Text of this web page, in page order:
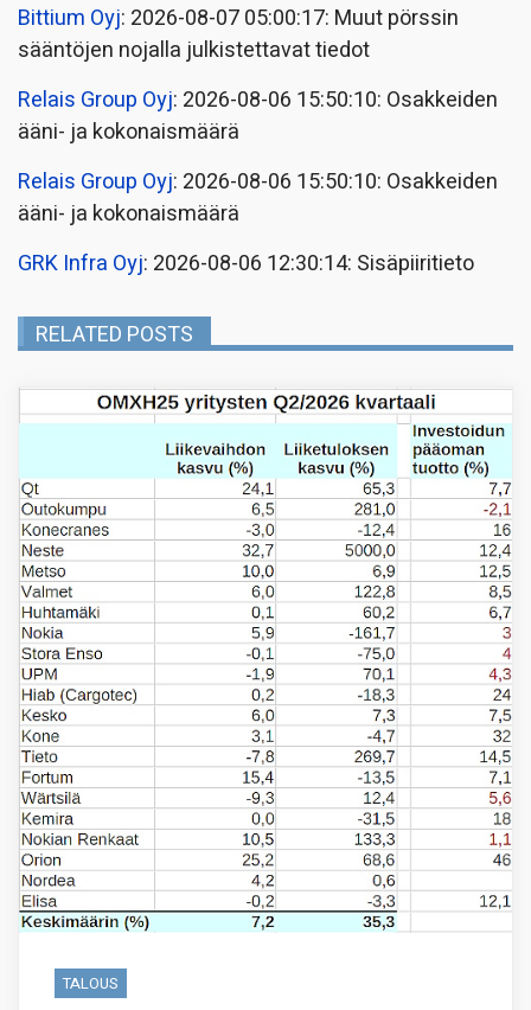
Bittium Oyj: 2026-08-07 05:00:17: Muut pörssin
sääntöjen nojalla julkistettavat tiedot
Relais Group Oyj: 2026-08-06 15:50:10: Osakkeiden
ääni- ja kokonaismäärä
Relais Group Oyj: 2026-08-06 15:50:10: Osakkeiden
ääni- ja kokonaismäärä
GRK Infra Oyj: 2026-08-06 12:30:14: Sisäpiiritieto
RELATED POSTS
TALOUS